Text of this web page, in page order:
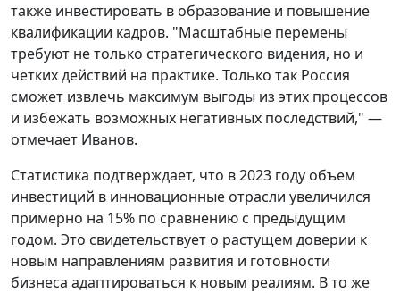
также инвестировать в образование и повышение
квалификации кадров. "Масштабные перемены
требуют не только стратегического видения, но и
четких действий на практике. Только так Россия
сможет извлечь максимум выгоды из этих процессов
и избежать возможных негативных последствий," —
отмечает Иванов.
Статистика подтверждает, что в 2023 году объем
инвестиций в инновационные отрасли увеличился
примерно на 15% по сравнению с предыдущим
годом. Это свидетельствует о растущем доверии к
новым направлениям развития и готовности
бизнеса адаптироваться к новым реалиям. В то же